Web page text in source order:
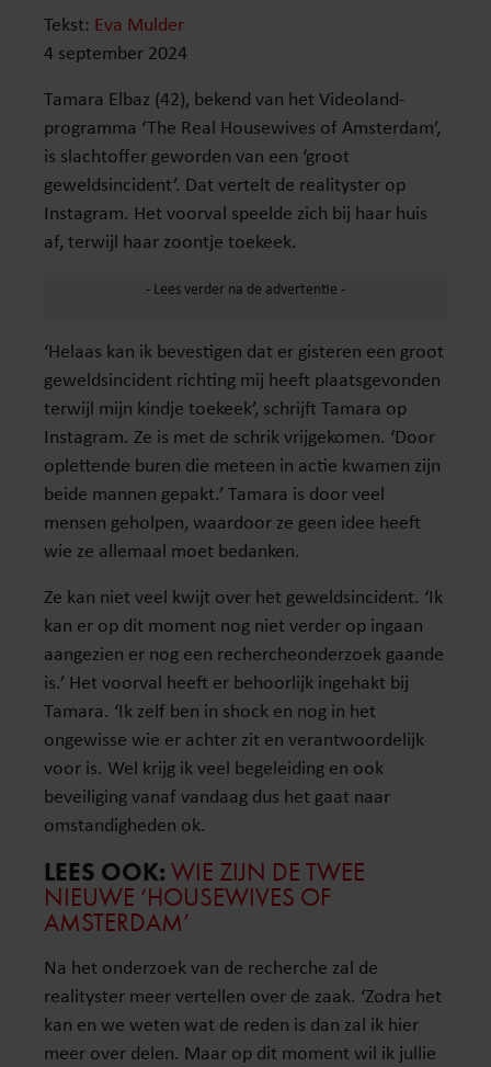
Tekst: Eva Mulder
4 september 2024
Tamara Elbaz (42), bekend van het Videoland-
programma ‘The Real Housewives of Amsterdam’,
is slachtoffer geworden van een ‘groot
geweldsincident’. Dat vertelt de realityster op
Instagram. Het voorval speelde zich bij haar huis
af, terwijl haar zoontje toekeek.
‘Helaas kan ik bevestigen dat er gisteren een groot
geweldsincident richting mij heeft plaatsgevonden
terwijl mijn kindje toekeek’, schrijft Tamara op
Instagram. Ze is met de schrik vrijgekomen. ‘Door
oplettende buren die meteen in actie kwamen zijn
beide mannen gepakt.’ Tamara is door veel
mensen geholpen, waardoor ze geen idee heeft
wie ze allemaal moet bedanken.
Ze kan niet veel kwijt over het geweldsincident. ‘Ik
kan er op dit moment nog niet verder op ingaan
aangezien er nog een rechercheonderzoek gaande
is.’ Het voorval heeft er behoorlijk ingehakt bij
Tamara. ‘Ik zelf ben in shock en nog in het
ongewisse wie er achter zit en verantwoordelijk
voor is. Wel krijg ik veel begeleiding en ook
beveiliging vanaf vandaag dus het gaat naar
omstandigheden ok.
LEES OOK: WIE ZIJN DE TWEE
NIEUWE ‘HOUSEWIVES OF
AMSTERDAM’
Na het onderzoek van de recherche zal de
realityster meer vertellen over de zaak. ‘Zodra het
kan en we weten wat de reden is dan zal ik hier
meer over delen. Maar op dit moment wil ik jullie